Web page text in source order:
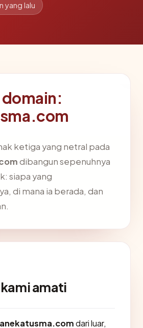
yang lalu
ketiga yang netral pada
dibangun sepenuhnya
siapa yang
di mana ia berada, dan
amati
anekatusma.comdari luar,